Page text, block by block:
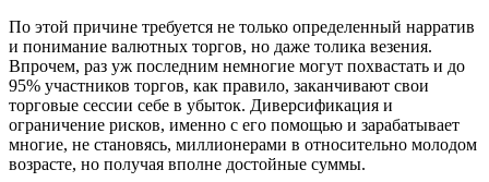
По этой причине требуется не только определенный нарратив
и понимание валютных торгов, но даже толика везения.
Впрочем, раз уж последним немногие могут похвастать и до
95% участников торгов, как правило, заканчивают свои
торговые сессии себе в убыток. Диверсификация и
ограничение рисков, именно с его помощью и зарабатывает
многие, не становясь, миллионерами в относительно молодом
возрасте, но получая вполне достойные суммы.